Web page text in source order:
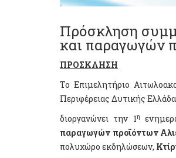
Πρόσκληση
και παραγωγών
ΠΡΟΣΚΛΗΣΗ
Το Επιμελητήριο
Περιφέρειας Δυτικής
διοργανώνει την 1η
παραγωγών προϊόντων
πολυχώρο εκδηλώσεων,